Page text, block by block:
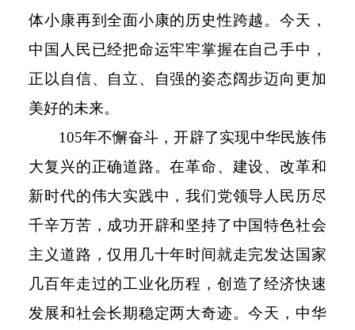
体小康再到全面小康的历史性跨越。今天，
中国人民已经把命运牢牢掌握在自己手中，
正以自信、自立、自强的姿态阔步迈向更加
美好的未来。
105年不懈奋斗，开辟了实现中华民族伟
大复兴的正确道路。在革命、建设、改革和
新时代的伟大实践中，我们党领导人民历尽
千辛万苦，成功开辟和坚持了中国特色社会
主义道路，仅用几十年时间就走完发达国家
几百年走过的工业化历程，创造了经济快速
发展和社会长期稳定两大奇迹。今天，中华